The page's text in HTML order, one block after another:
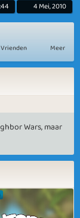
4 Mei, 2010
Vrienden Meer
Wars, maar